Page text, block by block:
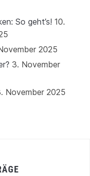
So geht’s! 10.
2025
3. November
November 2025